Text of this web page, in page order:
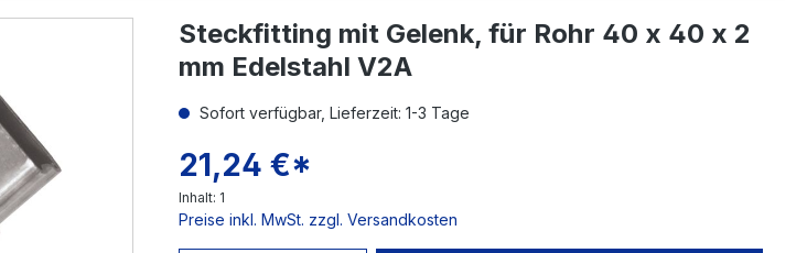
Steckfitting mit Gelenk, für Rohr 40 x 40 x 2
mm Edelstahl V2A
Sofort verfügbar, Lieferzeit: 1-3 Tage
21,24 €*
Inhalt: 1
Preise inkl. MwSt. zzgl. Versandkosten